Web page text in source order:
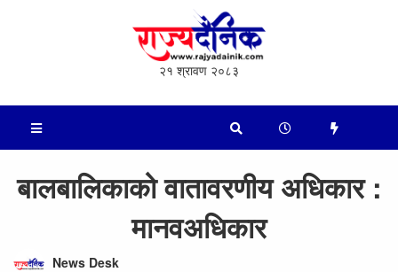
२१ श्रावण २०८३
बालबालिकाको वातावरणीय अधिकार :
मानवअधिकार
News Desk